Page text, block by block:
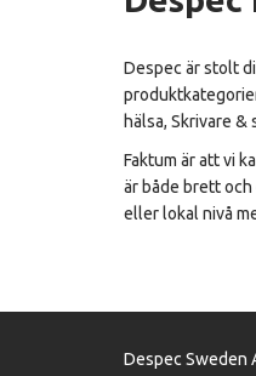
Despec är stolt
hälsa, Skrivare
Faktum är att vi
är både brett
eller lokal nivå
Despec Sweden